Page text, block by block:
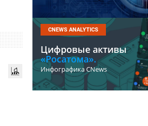
CNEWS ANALYTICS
Цифровые активы
«Росатома».
Инфографика CNews